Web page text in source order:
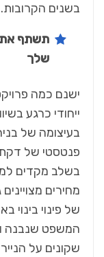
בשנים הקרובות.
תשתף את
שלך
ישנם כמה
בעיצומה של
פנטסטי של דקת
בשלב מקדים
מחירים
של פינוי בינוי
המשפט שנבנה
שקונים על